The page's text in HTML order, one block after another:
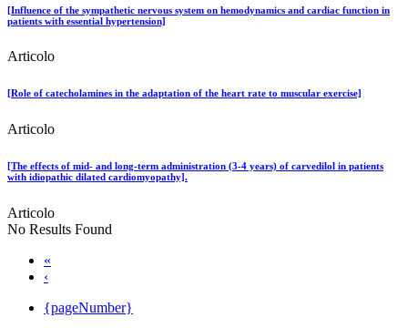
[Influence of the sympathetic nervous system on hemodynamics and cardiac function in
patients with essential hypertension]
Articolo
[Role of catecholamines in the adaptation of the heart rate to muscular exercise]
Articolo
[The effects of mid- and long-term administration (3-4 years) of carvedilol in patients
with idiopathic dilated cardiomyopathy].
Articolo
No Results Found
«
‹
{pageNumber}